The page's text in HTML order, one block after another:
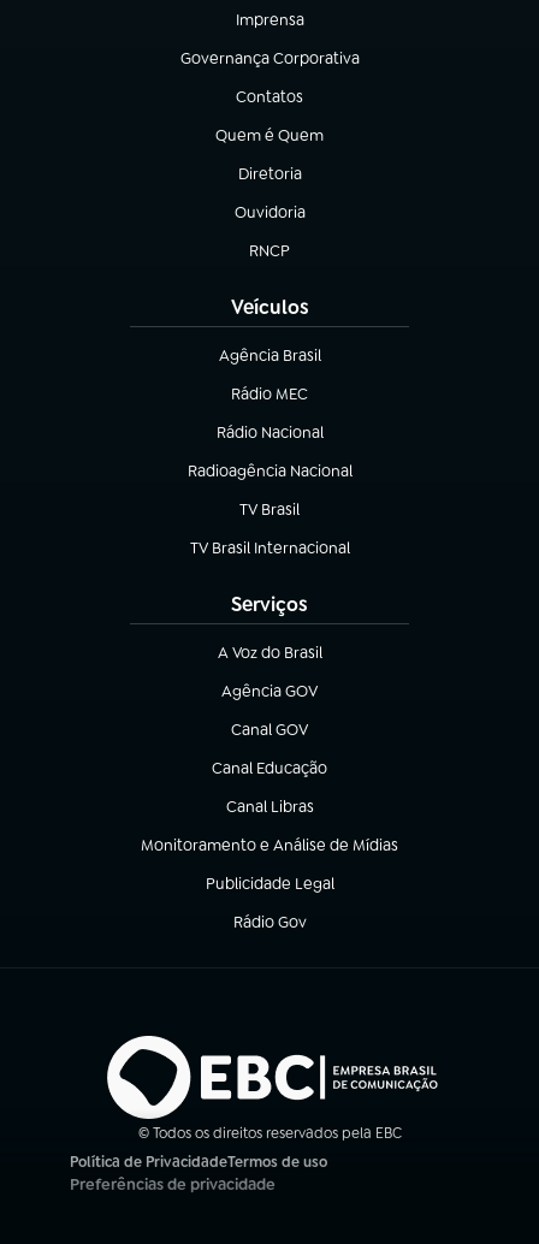
Imprensa
(abre em nova aba)
Governança Corporativa
(abre em nova aba)
Contatos
(abre em nova aba)
Quem é Quem
(abre em nova aba)
Diretoria
(abre em nova aba)
Ouvidoria
(abre em nova aba)
RNCP
(abre em nova aba)
Veículos
Agência Brasil
(abre em nova aba)
Rádio MEC
Rádio Nacional
(abre em nova aba)
Radioagência Nacional
(abre em nova aba)
TV Brasil
(abre em nova aba)
TV Brasil Internacional
(abre em nova aba)
Serviços
A Voz do Brasil
(abre em nova aba)
Agência GOV
(abre em nova aba)
Canal GOV
(abre em nova aba)
Canal Educação
(abre em nova aba)
Canal Libras
(abre em nova aba)
Monitoramento e Análise de Mídias
(abre em nova aba)
Publicidade Legal
(abre em nova aba)
Rádio Gov
(abre em nova aba)
© Todos os direitos reservados pela EBC
Política de Privacidade
(abre em nova aba)
Termos de uso
(abre em nova aba)
Preferências de privacidade